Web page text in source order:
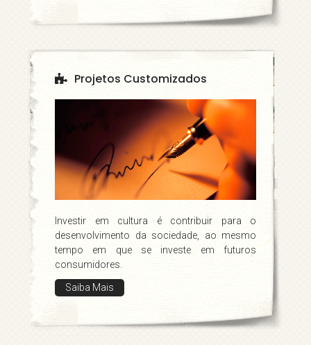
Projetos Customizados
Investir em cultura é contribuir para o
desenvolvimento da sociedade, ao mesmo
tempo em que se investe em futuros
consumidores.
Saiba Mais